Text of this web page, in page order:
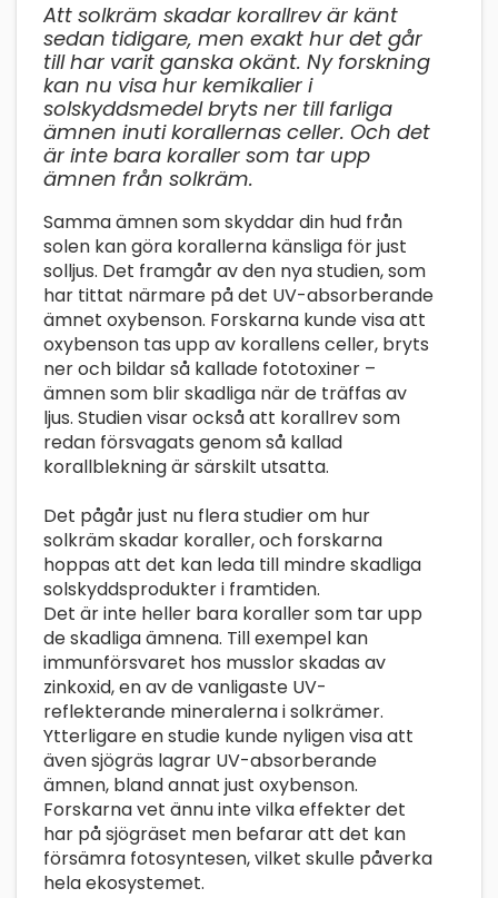
Att solkräm skadar korallrev är känt
sedan tidigare, men exakt hur det går
till har varit ganska okänt. Ny forskning
kan nu visa hur kemikalier i
solskyddsmedel bryts ner till farliga
ämnen inuti korallernas celler. Och det
är inte bara koraller som tar upp
ämnen från solkräm.
Samma ämnen som skyddar din hud från
solen kan göra korallerna känsliga för just
solljus. Det framgår av den nya studien, som
har tittat närmare på det UV-absorberande
ämnet oxybenson. Forskarna kunde visa att
oxybenson tas upp av korallens celler, bryts
ner och bildar så kallade fototoxiner –
ämnen som blir skadliga när de träffas av
ljus. Studien visar också att korallrev som
redan försvagats genom så kallad
korallblekning är särskilt utsatta.
Det pågår just nu flera studier om hur
solkräm skadar koraller, och forskarna
hoppas att det kan leda till mindre skadliga
solskyddsprodukter i framtiden.
Det är inte heller bara koraller som tar upp
de skadliga ämnena. Till exempel kan
immunförsvaret hos musslor skadas av
zinkoxid, en av de vanligaste UV-
reflekterande mineralerna i solkrämer.
Ytterligare en studie kunde nyligen visa att
även sjögräs lagrar UV-absorberande
ämnen, bland annat just oxybenson.
Forskarna vet ännu inte vilka effekter det
har på sjögräset men befarar att det kan
försämra fotosyntesen, vilket skulle påverka
hela ekosystemet.